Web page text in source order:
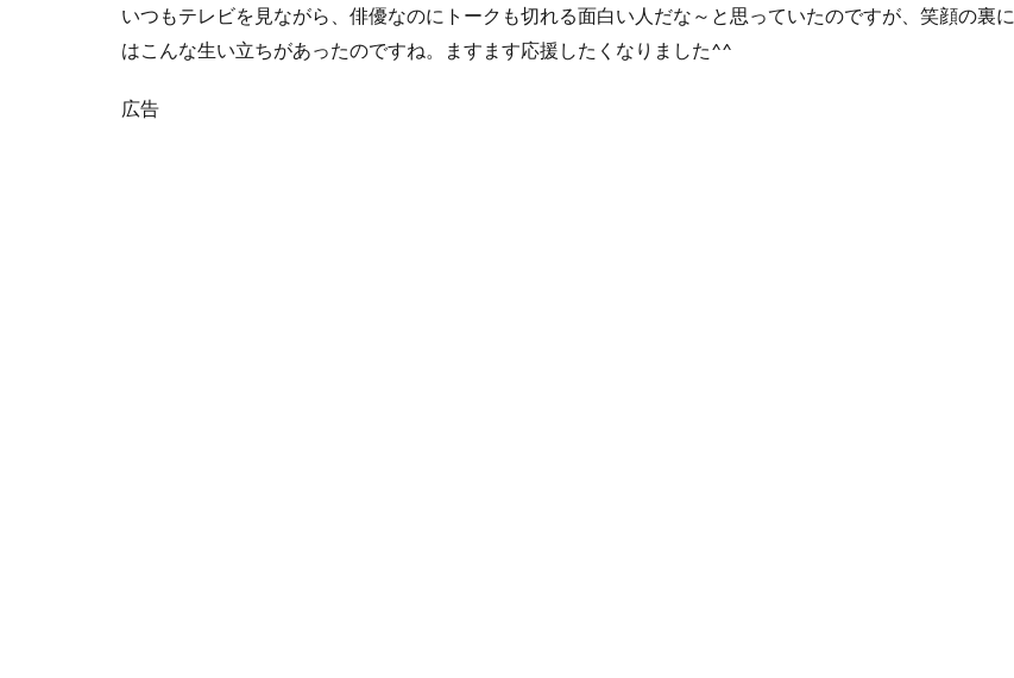
いつもテレビを見ながら、俳優なのにトークも切れる面白い人だな～と思っていたのですが、笑顔の裏に
はこんな生い立ちがあったのですね。ますます応援したくなりました^^
広告